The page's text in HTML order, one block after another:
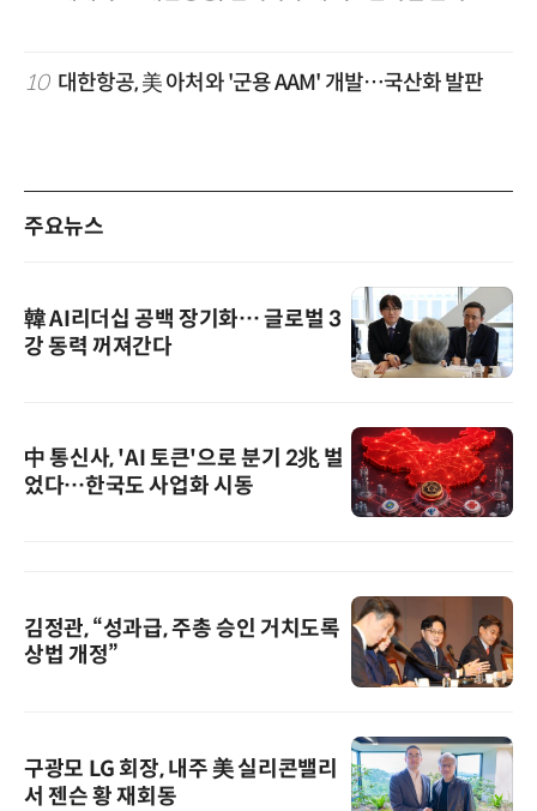
10 대한항공, 美 아처와 '군용 AAM' 개발…국산화 발판
주요뉴스
韓 AI리더십 공백 장기화… 글로벌 3
강 동력 꺼져간다
中 통신사, 'AI 토큰'으로 분기 2兆 벌
었다…한국도 사업화 시동
김정관, “성과급, 주총 승인 거치도록
상법 개정”
구광모 LG 회장, 내주 美 실리콘밸리
서 젠슨 황 재회동